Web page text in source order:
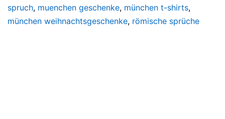
spruch, muenchen geschenke, münchen t-shirts,
münchen weihnachtsgeschenke, römische sprüche